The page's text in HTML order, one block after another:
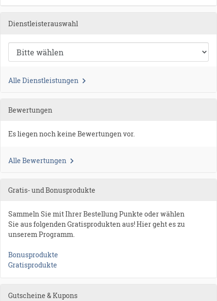
Dienstleisterauswahl
Alle Dienstleistungen
Bewertungen
Es liegen noch keine Bewertungen vor.
Alle Bewertungen
Gratis- und Bonusprodukte
Sammeln Sie mit Ihrer Bestellung Punkte oder wählen
Sie aus folgenden Gratisprodukten aus! Hier geht es zu
unserem Programm.
Bonusprodukte
Gratisprodukte
Gutscheine & Kupons